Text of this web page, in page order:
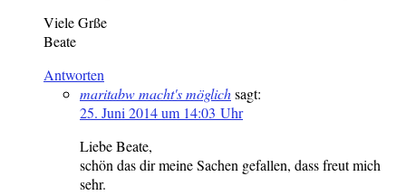
Viele Grße
Beate
Antworten
maritabw macht's möglichsagt:
25. Juni 2014 um 14:03 Uhr
Liebe Beate,
schön das dir meine Sachen gefallen, dass freut mich
sehr.